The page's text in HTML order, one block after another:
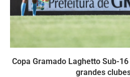
Copa Gramado Laghetto Sub-
grandes